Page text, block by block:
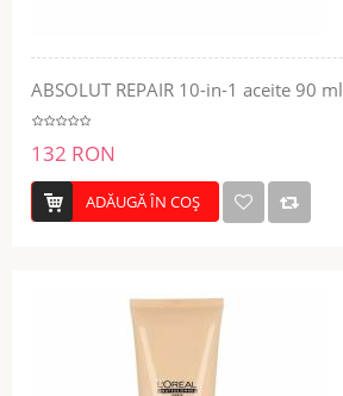
ABSOLUT REPAIR 10-in-1 aceite 90 ml
132 RON
ADĂUGĂ ÎN COŞ